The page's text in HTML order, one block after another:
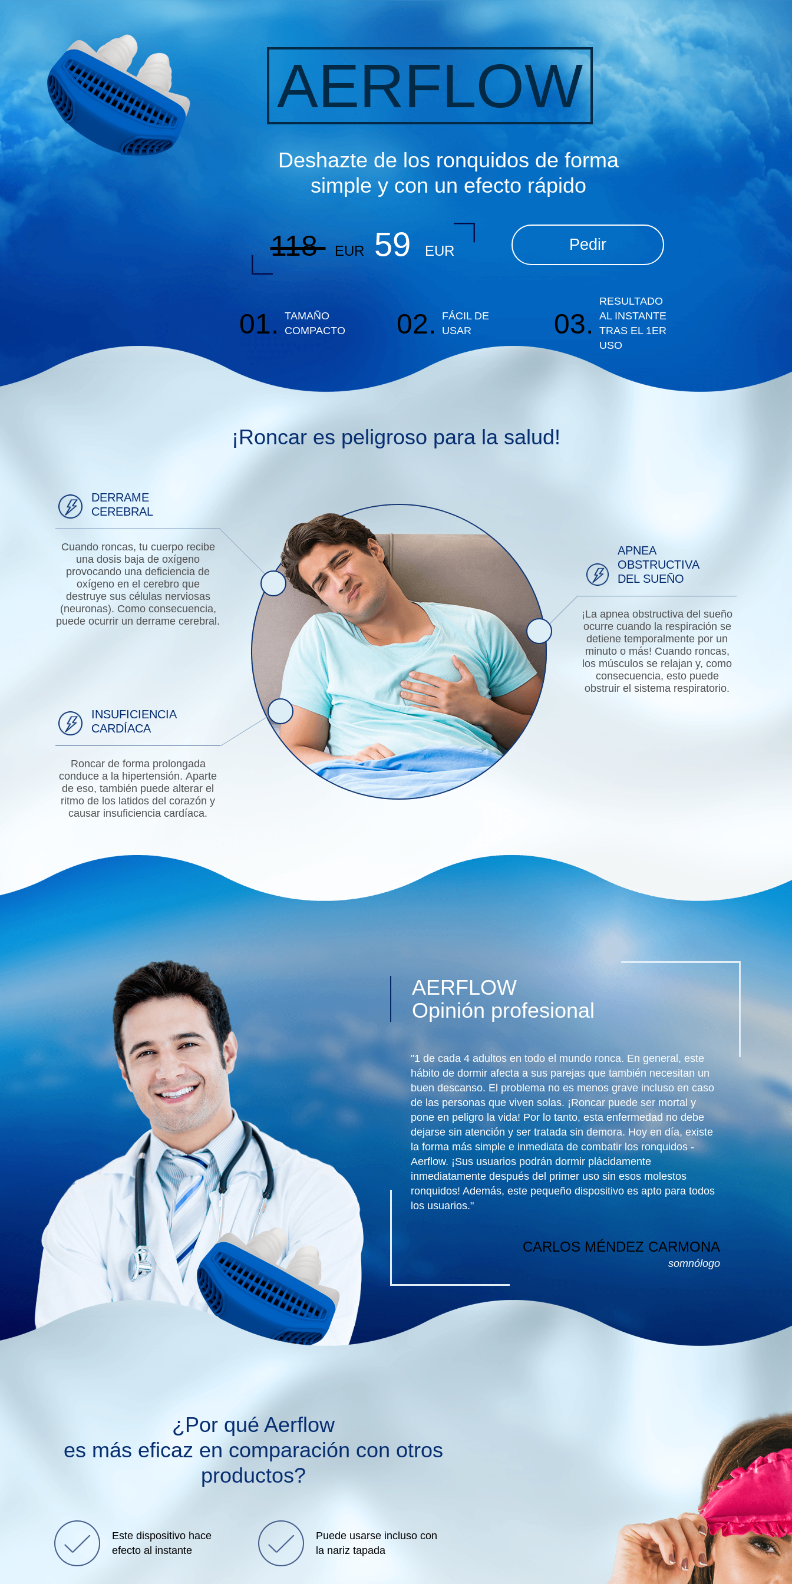
AERFLOW
Deshazte de los ronquidos de forma
simple y con un efecto rápido
118 EUR 59 EUR Pedir
01.
TAMAÑO
COMPACTO
02.
FÁCIL DE
USAR
03.
RESULTADO
AL INSTANTE
TRAS EL 1ER
USO
¡Roncar es peligroso para la salud!
DERRAME
CEREBRAL
Cuando roncas, tu cuerpo recibe
una dosis baja de oxígeno
provocando una deficiencia de
oxígeno en el cerebro que
destruye sus células nerviosas
(neuronas). Como consecuencia,
puede ocurrir un derrame cerebral.
INSUFICIENCIA
CARDÍACA
Roncar de forma prolongada
conduce a la hipertensión. Aparte
de eso, también puede alterar el
ritmo de los latidos del corazón y
causar insuficiencia cardíaca.
APNEA
OBSTRUCTIVA
DEL SUEÑO
¡La apnea obstructiva del sueño
ocurre cuando la respiración se
detiene temporalmente por un
minuto o más! Cuando roncas,
los músculos se relajan y, como
consecuencia, esto puede
obstruir el sistema respiratorio.
AERFLOW
Opinión profesional
"1 de cada 4 adultos en todo el mundo ronca. En general, este
hábito de dormir afecta a sus parejas que también necesitan un
buen descanso. El problema no es menos grave incluso en caso
de las personas que viven solas. ¡Roncar puede ser mortal y
pone en peligro la vida! Por lo tanto, esta enfermedad no debe
dejarse sin atención y ser tratada sin demora. Hoy en día, existe
la forma más simple e inmediata de combatir los ronquidos -
Aerflow. ¡Sus usuarios podrán dormir plácidamente
inmediatamente después del primer uso sin esos molestos
ronquidos! Además, este pequeño dispositivo es apto para todos
los usuarios."
CARLOS MÉNDEZ CARMONA
somnólogo
¿Por qué Aerflow
es más eficaz en comparación con otros
productos?
Este dispositivo hace
efecto al instante
Puede usarse incluso con
la nariz tapada